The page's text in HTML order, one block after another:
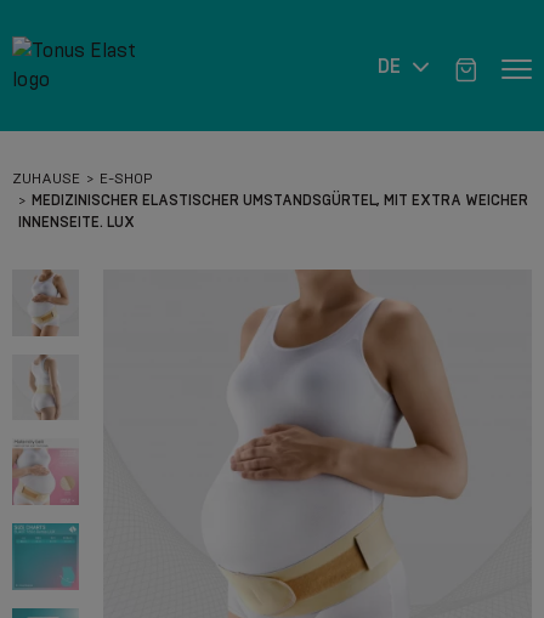
DE
ZUHAUSE
E-SHOP
MEDIZINISCHER ELASTISCHER UMSTANDSGÜRTEL, MIT EXTRA WEICHER
INNENSEITE. LUX